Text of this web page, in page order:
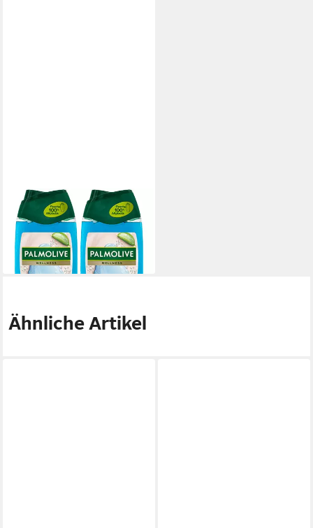
PALMOLIVE
Duschgel
5,54 €
(11,08 €/ 1 l)
lieferbar - in 3-4 Werktagen bei dir
Ähnliche Artikel